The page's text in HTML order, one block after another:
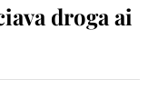
droga ai